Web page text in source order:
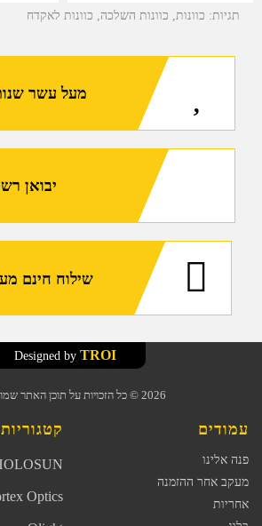
תגיות: כוונות כוונות השלכה כוונות לאקדח
מעל עשר שנות
יבואן
שילוח חינם מעל
2026 © כל הזכויות על תוכן האתר
TROI
עמודים
פנה אלינו
מעקב אחר ההזמנה
אחריות
קטגוריות
Optics